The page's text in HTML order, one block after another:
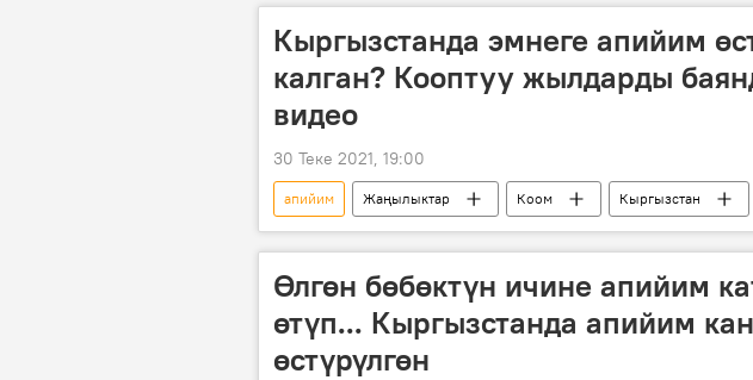
Кыргызстанда эмнеге апийим
калган? Кооптуу жылдарды
видео
30 Теке 2021, 19:00
апийим Жаңылыктар Коом Кыргызстан
тарых
Өлгөн бөбөктүн ичине апийим
өтүп... Кыргызстанда апийим
өстүрүлгөн